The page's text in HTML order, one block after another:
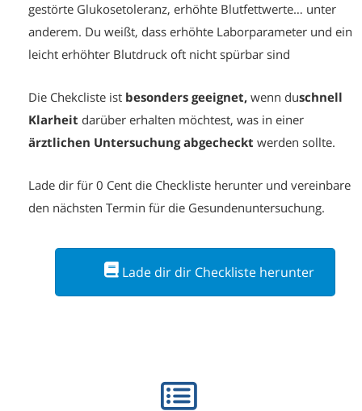
gestörte Glukosetoleranz, erhöhte Blutfettwerte… unter
anderem. Du weißt, dass erhöhte Laborparameter und ein
leicht erhöhter Blutdruck oft nicht spürbar sind
Die Chekcliste ist besonders geeignet, wenn duschnell
Klarheit darüber erhalten möchtest, was in einer
ärztlichen Untersuchung abgecheckt werden sollte.
Lade dir für 0 Cent die Checkliste herunter und vereinbare
den nächsten Termin für die Gesundenuntersuchung.
Lade dir dir Checkliste herunter